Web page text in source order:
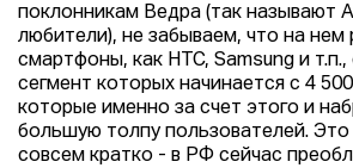
поклонникам Ведра (так называют
любители), не забываем, что на нем
смартфоны, как HTC, Samsung и
сегмент которых начинается с 4
которые именно за счет этого и
большую толпу пользователей. Это
совсем кратко - в РФ сейчас